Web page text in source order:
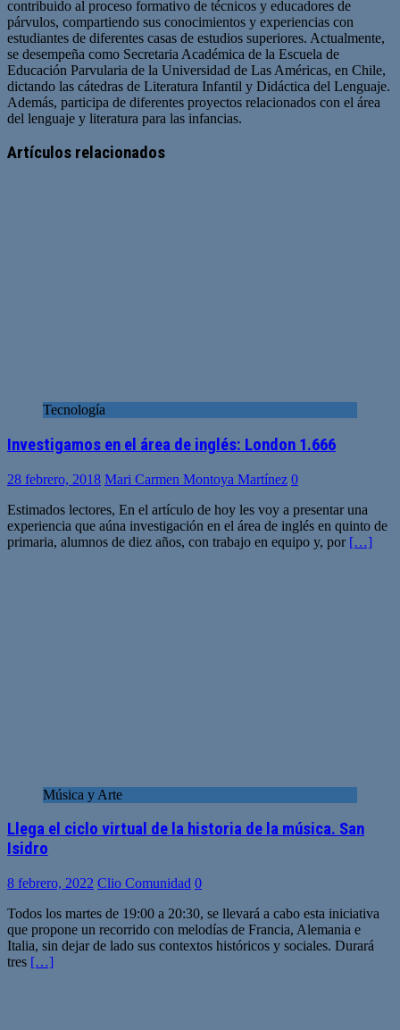
contribuido al proceso formativo de técnicos y educadores de
párvulos, compartiendo sus conocimientos y experiencias con
estudiantes de diferentes casas de estudios superiores. Actualmente,
se desempeña como Secretaria Académica de la Escuela de
Educación Parvularia de la Universidad de Las Américas, en Chile,
dictando las cátedras de Literatura Infantil y Didáctica del Lenguaje.
Además, participa de diferentes proyectos relacionados con el área
del lenguaje y literatura para las infancias.
Artículos relacionados
Tecnología
Investigamos en el área de inglés: London 1.666
28 febrero, 2018 Mari Carmen Montoya Martínez 0
Estimados lectores, En el artículo de hoy les voy a presentar una
experiencia que aúna investigación en el área de inglés en quinto de
primaria, alumnos de diez años, con trabajo en equipo y, por […]
Música y Arte
Llega el ciclo virtual de la historia de la música. San
Isidro
8 febrero, 2022 Clio Comunidad 0
Todos los martes de 19:00 a 20:30, se llevará a cabo esta iniciativa
que propone un recorrido con melodías de Francia, Alemania e
Italia, sin dejar de lado sus contextos históricos y sociales. Durará
tres […]